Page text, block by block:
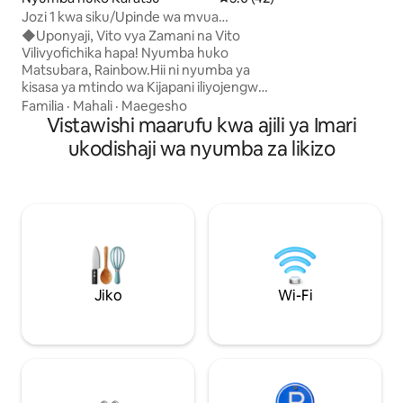
Jozi 1 kwa siku/Upinde wa mvua
Matsubara/Bahari/Kituo cha
Ununuzi/dakika 2 kutembea kutoka
kituo/Onsen/Gofu/Ukaaji wa muda
mrefu
◆Uponyaji, Vito vya Zamani na Vito
Vilivyofichika hapa! Nyumba huko
Matsubara, Rainbow.Hii ni nyumba ya
kisasa ya mtindo wa Kijapani iliyojengwa
hivi karibuni mwezi Januari mwaka 2024.
Umbali wa kutembea ni dakika 2 kutoka
kwenye kituo (Uwanja wa Ndege),
bahari, chemchemi za maji moto na
matumizi ya kipekee ya sehemu yote.
Mbele yako kuna Matsubara, Rainbow,
mojawapo ya Matsubara tatu kubwa za
baiskeli kupitia Matsubara. Pia tunasaidia
Familia · Mahali · Maegesho
kufikia nyumba
familia nyingi,
kwani
kutazama video
mtandaoni vizuri. ○Wanaokaa: ・ Watu
1-10 ○Kuingia/Kutoka KUINGIA: saa 9:00
alasiri - saa 5:00
kwenye○
3 (yanatofautiana
yako Wageni
Vistawishi maarufu kwa ajili ya Imari
ukodishaji wa nyumba za likizo
Jiko Wi-Fi